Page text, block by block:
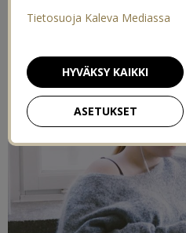
Tietosuoja Kaleva Mediassa
ASETUKSET
HYVÄKSY KAIKKI